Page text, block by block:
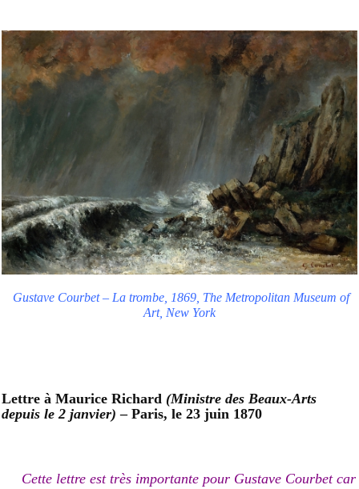
Gustave Courbet – La trombe, 1869, The Metropolitan Museum of
Art, New York
Lettre à Maurice Richard (Ministre des Beaux-Arts
depuis le 2 janvier)– Paris, le 23 juin 1870
Cette lettre est très importante pour Gustave Courbet car